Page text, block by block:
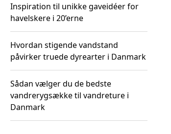
Inspiration til unikke gaveidéer for
havelskere i 20’erne
Hvordan stigende vandstand
påvirker truede dyrearter i Danmark
Sådan vælger du de bedste
vandrerygsække til vandreture i
Danmark